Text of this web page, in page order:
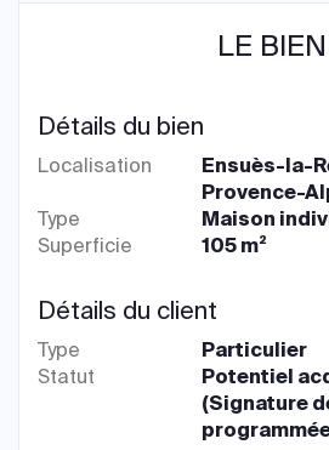
LE BIEN
Détails du bien
Localisation
Ensuès-la-
Provence-
Type
Maison
Superficie
105 m²
Détails du client
Type
Particulier
Statut
Potentiel
(Signature